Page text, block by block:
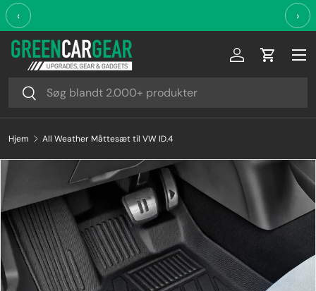
Videre til indhold
‹ ›
Søg
Søg
Log ind
Hjem All Weather Måttesæt til VW ID.4